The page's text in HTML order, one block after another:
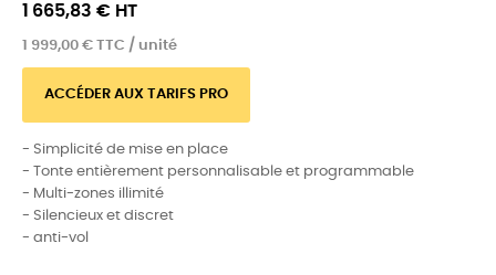
1 665,83 € HT
1 999,00 € TTC / unité
ACCÉDER AUX TARIFS PRO
- Simplicité de mise en place
- Tonte entièrement personnalisable et programmable
- Multi-zones illimité
- Silencieux et discret
- anti-vol